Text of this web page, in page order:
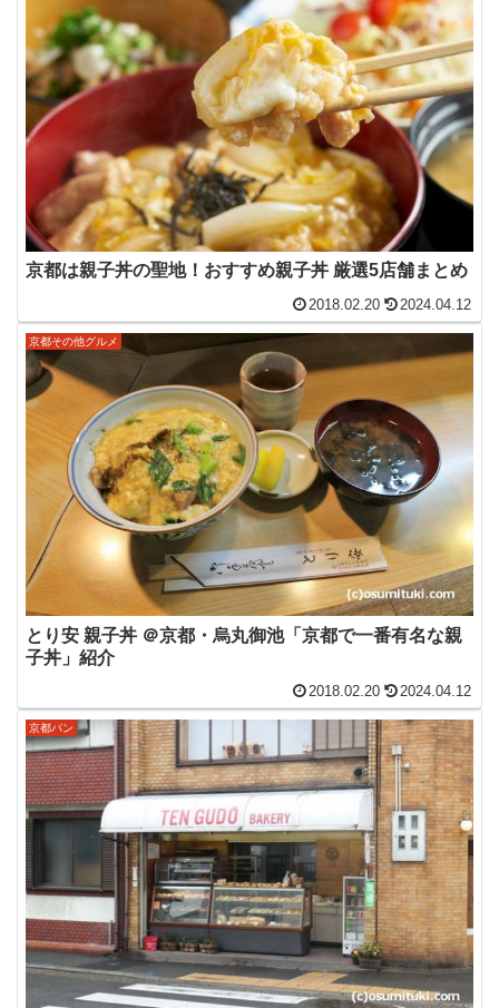
京都は親子丼の聖地！おすすめ親子丼 厳選5店舗まとめ
2018.02.20 2024.04.12
京都その他グルメ
とり安 親子丼 ＠京都・烏丸御池「京都で一番有名な親
子丼」紹介
2018.02.20 2024.04.12
京都パン